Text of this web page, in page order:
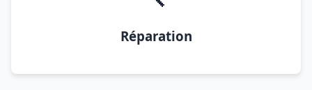
Réparation